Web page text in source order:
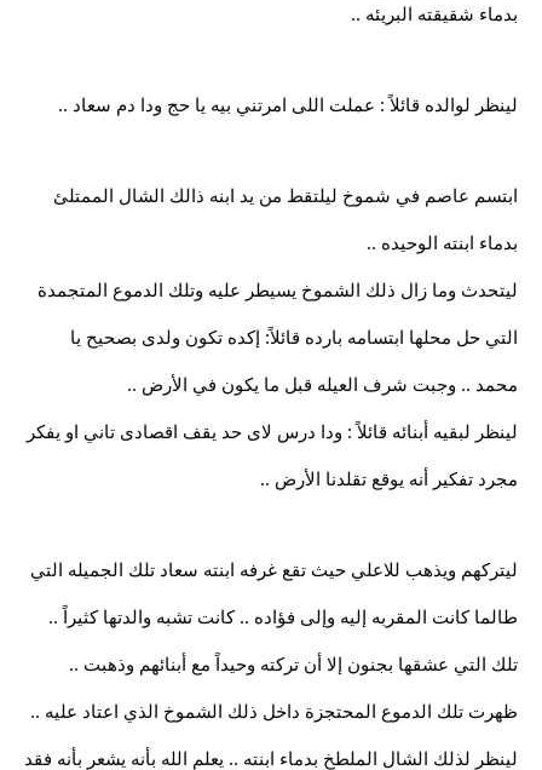
بدماء شقيقته البريئه ..
لينظر لوالده قائلاً : عملت اللى امرتني بيه يا حج ودا دم سعاد ..
ابتسم عاصم في شموخ ليلتقط من يد ابنه ذالك الشال الممتلئ
بدماء ابنته الوحيده ..
ليتحدث وما زال ذلك الشموخ يسيطر عليه وتلك الدموع المتجمدة
التي حل محلها ابتسامه بارده قائلاً: إكده تكون ولدى بصحيح يا
محمد .. وجبت شرف العيله قبل ما يكون في الأرض ..
لينظر لبقيه أبنائه قائلاً : ودا درس لاى حد يقف اقصادى تاني او يفكر
مجرد تفكير أنه يوقع تقلدنا الأرض ..
ليتركهم ويذهب للاعلي حيث تقع غرفه ابنته سعاد تلك الجميله التي
طالما كانت المقربه إليه وإلى فؤاده .. كانت تشبه والدتها كثيراً ..
تلك التي عشقها بجنون إلا أن تركته وحيداً مع أبنائهم وذهبت ..
ظهرت تلك الدموع المحتجزة داخل ذلك الشموخ الذي اعتاد عليه ..
لينظر لذلك الشال الملطخ بدماء ابنته .. يعلم الله بأنه يشعر بأنه فقد